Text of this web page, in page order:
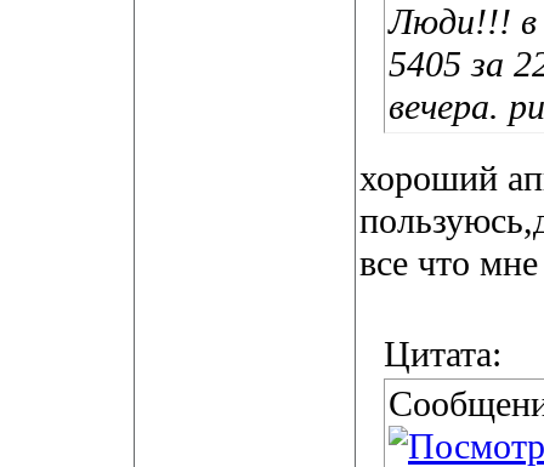
Люди!!! в
5405 за
вечера.
хороший
все что
Цитата: